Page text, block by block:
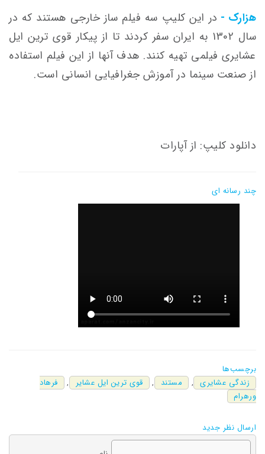
هزارک - در این کلیپ سه فیلم ساز خارجی هستند که در
سال 1302 به ایران سفر کردند تا از پیکار قوی ترین ایل
عشایری فیلمی تهیه کنند. هدف آنها از این فیلم استفاده
از صنعت سینما در آموزش جغرافیایی انسانی است.
دانلود کلیپ: از آپارات
چند رسانه ای
برچسب‌ها
زندگی عشایری , مستند , قوی ترین ایل عشایر ,
فرهاد
ورهرام
ارسال نظر جدید